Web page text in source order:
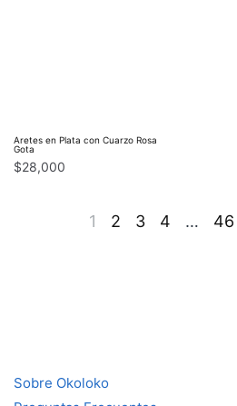
Aretes en Plata con Cuarzo Rosa
Gota
$28,000
1 2 3 4 … 46
Sobre Okoloko